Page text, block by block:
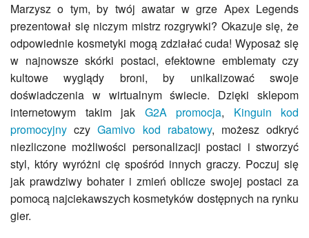
Marzysz o tym, by twój awatar w grze Apex Legends
prezentował się niczym mistrz rozgrywki? Okazuje się, że
odpowiednie kosmetyki mogą zdziałać cuda! Wyposaż się
w najnowsze skórki postaci, efektowne emblematy czy
kultowe wyglądy broni, by unikalizować swoje
doświadczenia w wirtualnym świecie. Dzięki sklepom
internetowym takim jak G2A promocja, Kinguin kod
promocyjny czyGamivo kod rabatowy, możesz odkryć
niezliczone możliwości personalizacji postaci i stworzyć
styl, który wyróżni cię spośród innych graczy. Poczuj się
jak prawdziwy bohater i zmień oblicze swojej postaci za
pomocą najciekawszych kosmetyków dostępnych na rynku
gier.